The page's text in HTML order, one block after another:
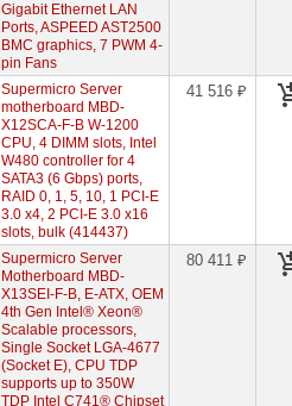
Gigabit Ethernet LAN
Ports, ASPEED AST2500
BMC graphics, 7 PWM 4-
pin Fans
Supermicro Server
motherboard MBD-
X12SCA-F-B W-1200
CPU, 4 DIMM slots, Intel
W480 controller for 4
SATA3 (6 Gbps) ports,
RAID 0, 1, 5, 10, 1 PCI-E
3.0 x4, 2 PCI-E 3.0 x16
slots, bulk (414437)
41 516 ₽
Supermicro Server
Motherboard MBD-
X13SEI-F-B, E-ATX, OEM
4th Gen Intel® Xeon®
Scalable processors,
Single Socket LGA-4677
(Socket E), CPU TDP
supports up to 350W
TDP Intel C741® Chipset
80 411 ₽